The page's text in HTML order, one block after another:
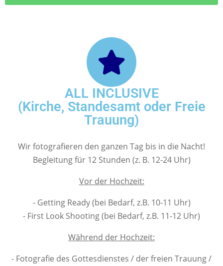
ALL INCLUSIVE
(Kirche, Standesamt oder Freie
Trauung)
Wir fotografieren den ganzen Tag bis in die Nacht!
Begleitung für 12 Stunden (z. B. 12-24 Uhr)
Vor der Hochzeit:
- Getting Ready (bei Bedarf, z.B. 10-11 Uhr)
- First Look Shooting (bei Bedarf, z.B. 11-12 Uhr)
Während der Hochzeit:
- Fotografie des Gottesdienstes / der freien Trauung /